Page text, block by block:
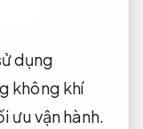
dụng
không khí
ưu vận hành.